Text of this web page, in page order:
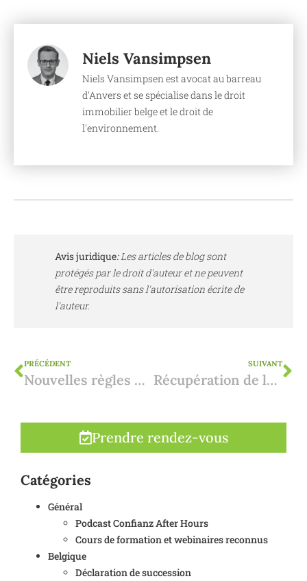
Niels Vansimpsen
Niels Vansimpsen est avocat au barreau
d'Anvers et se spécialise dans le droit
immobilier belge et le droit de
l'environnement.
Avis juridique:Les articles de blog sont
protégés par le droit d'auteur et ne peuvent
être reproduits sans l'autorisation écrite de
l'auteur.
PRÉCÉDENT
Nouvelles règles pour l'enregistrement auprès de la NRUA espagnole (Depósito de Arrendamientos)
SUIVANT
Récupération de la TVA sur les nouvelles constructions en Espagne
Prendre rendez-vous
Catégories
Général
Podcast Confianz After Hours
Cours de formation et webinaires reconnus
Belgique
Déclaration de succession